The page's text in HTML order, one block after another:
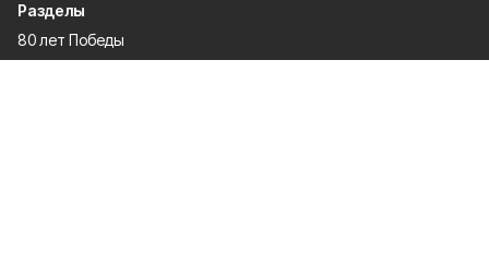
Разделы
80 лет Победы